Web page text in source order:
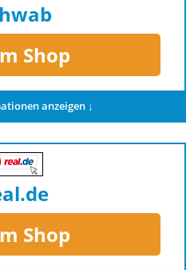
Shop
anzeigen ↓
Shop